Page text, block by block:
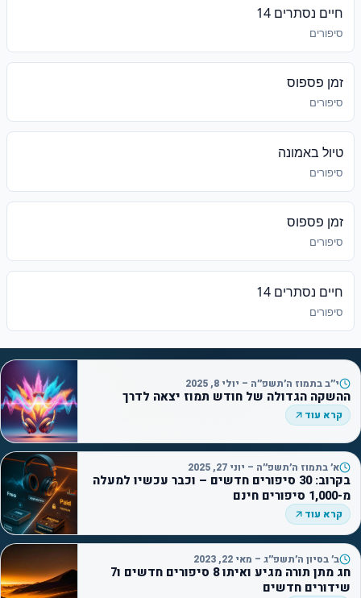
חיים נסתרים 14
סיפורים
זמן פספוס
סיפורים
טיול באמונה
סיפורים
זמן פספוס
סיפורים
חיים נסתרים 14
סיפורים
י״ב בתמוז ה׳תשפ״ה – יולי 8, 2025
ההשקה הגדולה של חודש תמוז יצאה לדרך
קרא עוד
א׳ בתמוז ה׳תשפ״ה – יוני 27, 2025
בקרוב: 30 סיפורים חדשים – וכבר עכשיו למעלה
מ-1,000 סיפורים חינם
קרא עוד
ב׳ בסיון ה׳תשפ״ג – מאי 22, 2023
חג מתן תורה מגיע ואיתו 8 סיפורים חדשים ו7
שידורים חדשים